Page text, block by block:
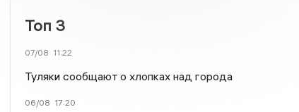
Топ 3
07/08 11:22
Туляки сообщают о хлопках над города
06/08 17:20